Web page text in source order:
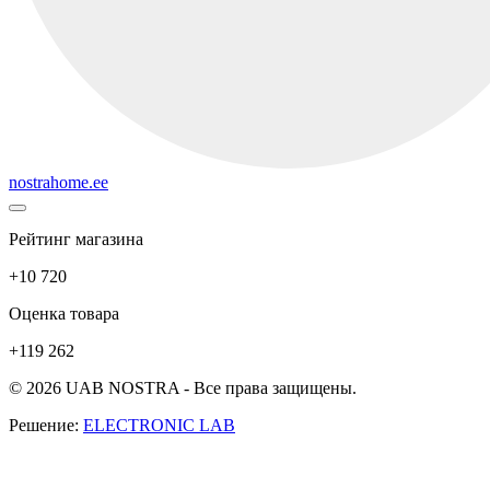
nostrahome.ee
Рейтинг магазина
+10 720
Оценка товара
+119 262
© 2026 UAB NOSTRA - Все права защищены.
Решение: ELECTRONIC LAB